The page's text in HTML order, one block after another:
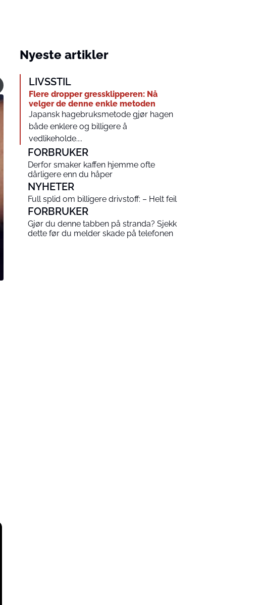
Nyeste artikler
LIVSSTIL
Flere dropper gressklipperen: Nå
velger de denne enkle metoden
Japansk hagebruksmetode gjør hagen
både enklere og billigere å
vedlikeholde....
FORBRUKER
Derfor smaker kaffen hjemme ofte
dårligere enn du håper
NYHETER
Full splid om billigere drivstoff: – Helt feil
FORBRUKER
Gjør du denne tabben på stranda? Sjekk
dette før du melder skade på telefonen